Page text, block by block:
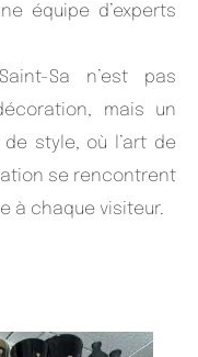
équipe d’experts
Sa n’est pas
mais un
style, où l’art de
se rencontrent
à chaque visiteur.